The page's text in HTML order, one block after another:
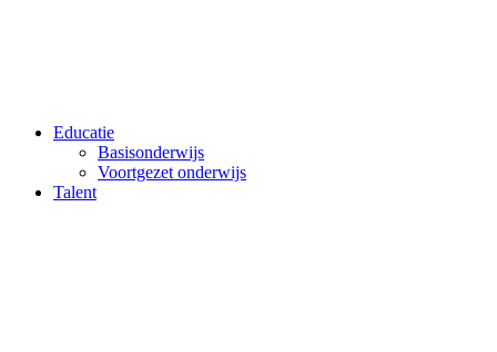
Educatie
Basisonderwijs
Voortgezet onderwijs
Talent